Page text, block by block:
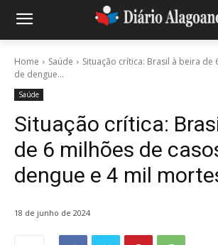
Home Saúde
Situação crítica: Brasil à beira de
de dengue...
Saúde
Situação crítica:
de 6 milhões de
dengue e 4 mil
18 de junho de 2024